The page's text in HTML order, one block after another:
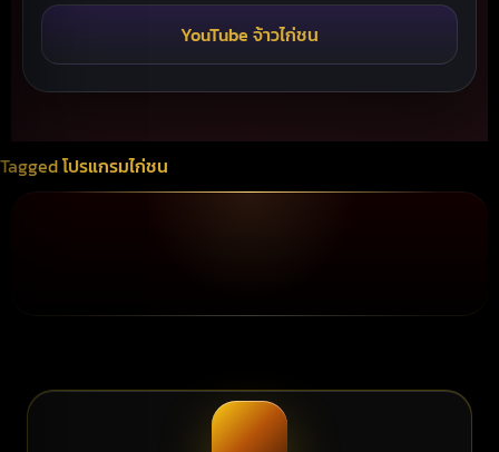
YouTube จ้าวไก่ชน
Taggedโปรแกรมไก่ชน